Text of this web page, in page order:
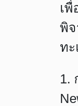
เ
พิ
ท
1.